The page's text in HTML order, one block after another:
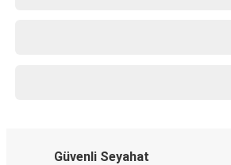
Güvenli Seyahat